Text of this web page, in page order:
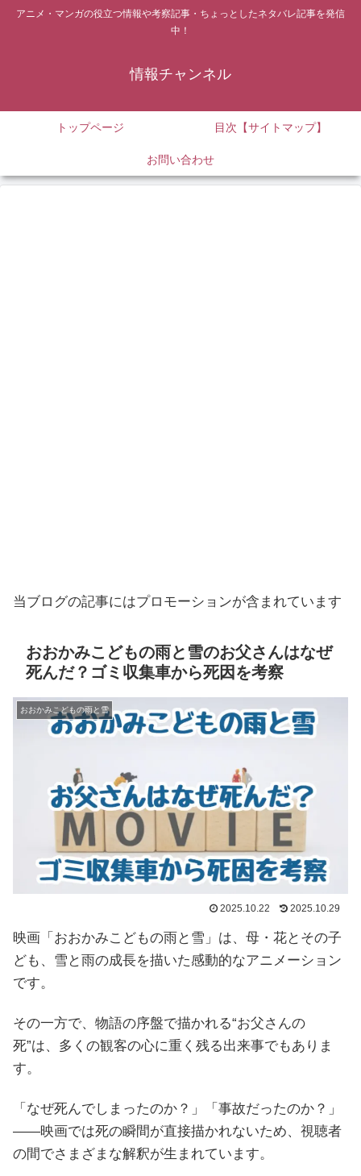
アニメ・マンガの役立つ情報や考察記事・ちょっとしたネタバレ記事を発信
中！
情報チャンネル
トップページ 目次【サイトマップ】
お問い合わせ
当ブログの記事にはプロモーションが含まれています
おおかみこどもの雨と雪のお父さんはなぜ
死んだ？ゴミ収集車から死因を考察
おおかみこどもの雨と雪
2025.10.22 2025.10.29
映画「おおかみこどもの雨と雪」は、母・花とその子
ども、雪と雨の成長を描いた感動的なアニメーション
です。
その一方で、物語の序盤で描かれる“お父さんの
死”は、多くの観客の心に重く残る出来事でもありま
す。
「なぜ死んでしまったのか？」「事故だったのか？」
――映画では死の瞬間が直接描かれないため、視聴者
の間でさまざまな解釈が生まれています。